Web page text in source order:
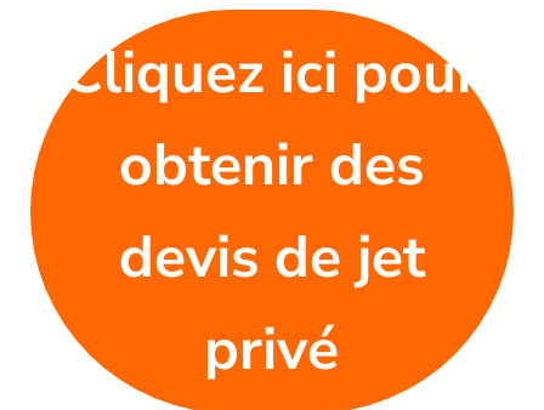
Cliquez ici pour
obtenir des
devis de jet
privé